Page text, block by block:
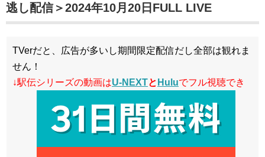
逃し配信＞2024年10月20日FULL LIVE
TVerだと、広告が多いし期間限定配信だし全部は観れま
せん！
↓駅伝シリーズの動画はU-NEXTと Huluでフル視聴でき